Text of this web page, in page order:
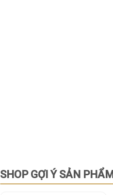
SHOP GỢI Ý SẢN PHẨM